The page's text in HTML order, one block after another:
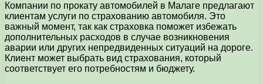
Компании по прокату автомобилей в Малаге предлагают
клиентам услуги по страхованию автомобиля. Это
важный момент, так как страховка поможет избежать
дополнительных расходов в случае возникновения
аварии или других непредвиденных ситуаций на дороге.
Клиент может выбрать вид страхования, который
соответствует его потребностям и бюджету.